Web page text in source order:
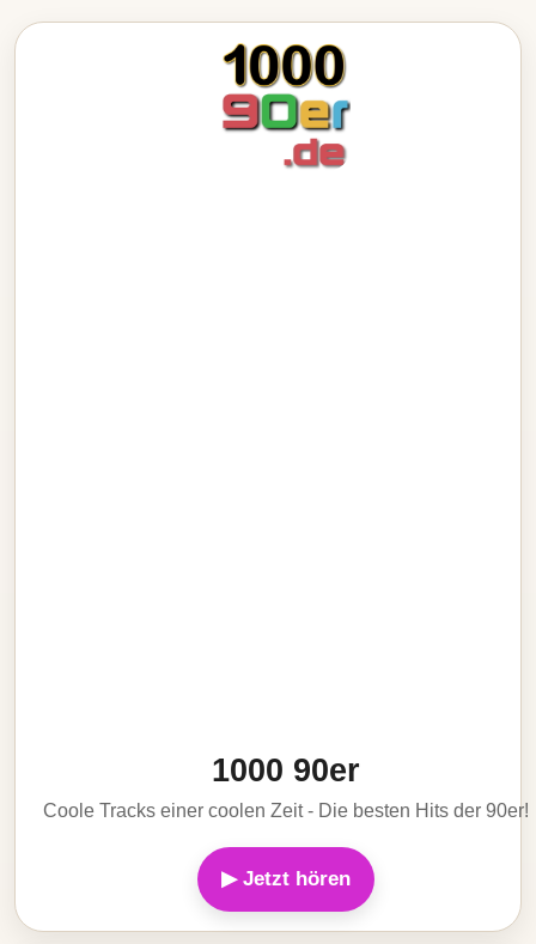
1000 90er
Coole Tracks einer coolen Zeit - Die besten Hits der 90er!
▶ Jetzt hören